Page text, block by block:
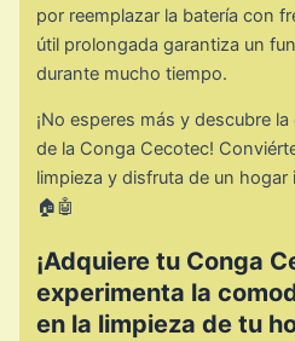
por reemplazar la batería con
útil prolongada garantiza un
durante mucho tiempo.
¡No esperes más y descubre
de la Conga Cecotec!
limpieza y disfruta de un
🏠🤖
¡Adquiere tu Conga
experimenta la
en la limpieza de tu